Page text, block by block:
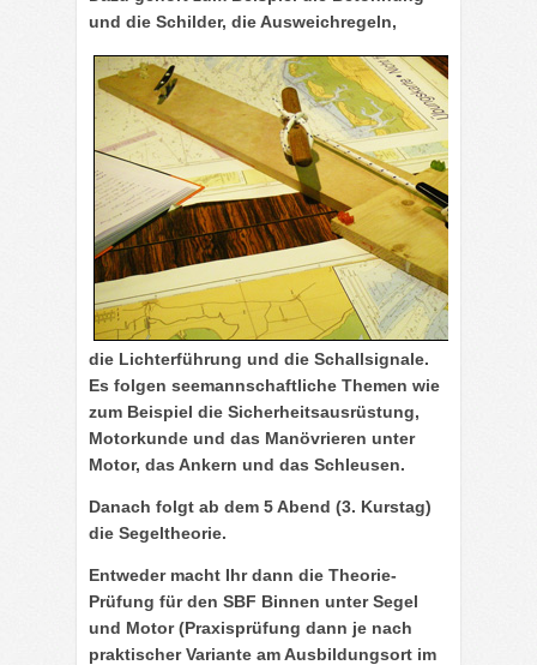
und die Schilder, die Ausweichregeln,
die Lichterführung und die Schallsignale.
Es folgen seemannschaftliche Themen wie
zum Beispiel die Sicherheitsausrüstung,
Motorkunde und das Manövrieren unter
Motor, das Ankern und das Schleusen.
Danach folgt ab dem 5 Abend (3. Kurstag)
die Segeltheorie.
Entweder macht Ihr dann die Theorie-
Prüfung für den SBF Binnen unter Segel
und Motor (Praxisprüfung dann je nach
praktischer Variante am Ausbildungsort im